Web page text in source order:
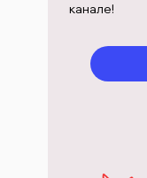
канале!